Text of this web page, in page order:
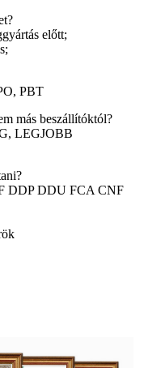
előtt;
PBT
más beszállítóktól?
LEGJOBB
DDP DDU FCA CNF